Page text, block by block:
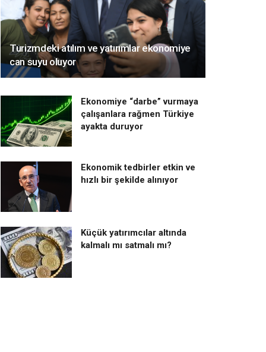
Turizmdeki atılım ve yatırımlar ekonomiye
can suyu oluyor
Ekonomiye “darbe” vurmaya
çalışanlara rağmen Türkiye
ayakta duruyor
Ekonomik tedbirler etkin ve
hızlı bir şekilde alınıyor
Küçük yatırımcılar altında
kalmalı mı satmalı mı?